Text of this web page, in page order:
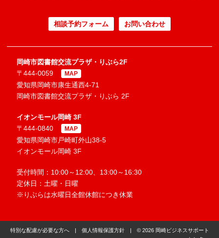
相談予約フォーム お問い合わせ
岡崎市図書館交流プラザ・りぶら2F
〒444-0059
MAP
愛知県岡崎市康生通西4-71
岡崎市図書館交流プラザ・りぶら 2F
イオンモール岡崎 3F
〒444-0840
MAP
愛知県岡崎市戸崎町外山38-5
イオンモール岡崎 3F
受付時間：10:00～12:00、13:00～16:30
定休日：土曜・日曜
※りぶらは水曜日全館休館につき休業
特別な配慮が必要な方へ | 個人情報保護方針 | © 2026 岡崎ビジネスサポート